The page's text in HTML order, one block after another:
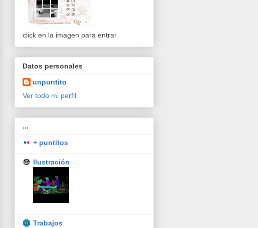
click en la imagen para entrar
Datos personales
unpuntito
Ver todo mi perfil
...
+ puntitos
Ilustración
Trabajos